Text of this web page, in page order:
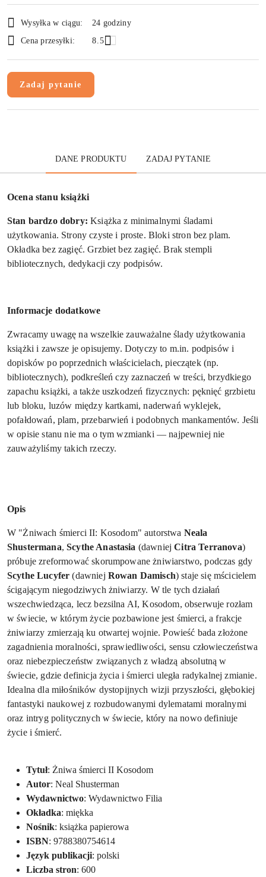
dostawa
Wysyłka w ciągu:
24 godziny
Cena przesyłki:
8.5
Zadaj pytanie
DANE PRODUKTU ZADAJ PYTANIE
Ocena stanu książki
Stan bardzo dobry: Książka z minimalnymi śladami
użytkowania. Strony czyste i proste. Bloki stron bez plam.
Okładka bez zagięć. Grzbiet bez zagięć. Brak stempli
bibliotecznych, dedykacji czy podpisów.
Informacje dodatkowe
Zwracamy uwagę na wszelkie zauważalne ślady użytkowania
książki i zawsze je opisujemy. Dotyczy to m.in. podpisów i
dopisków po poprzednich właścicielach, pieczątek (np.
bibliotecznych), podkreśleń czy zaznaczeń w treści, brzydkiego
zapachu książki, a także uszkodzeń fizycznych: pęknięć grzbietu
lub bloku, luzów między kartkami, naderwań wyklejek,
pofałdowań, plam, przebarwień i podobnych mankamentów. Jeśli
w opisie stanu nie ma o tym wzmianki — najpewniej nie
zauważyliśmy takich rzeczy.
Opis
W "Żniwach śmierci II: Kosodom" autorstwa Neala
Shustermana,Scythe Anastasia (dawniejCitra Terranova)
próbuje zreformować skorumpowane żniwiarstwo, podczas gdy
Scythe Lucyfer (dawniej Rowan Damisch) staje się mścicielem
ścigającym niegodziwych żniwiarzy. W tle tych działań
wszechwiedząca, lecz bezsilna AI, Kosodom, obserwuje rozłam
w świecie, w którym życie pozbawione jest śmierci, a frakcje
żniwiarzy zmierzają ku otwartej wojnie. Powieść bada złożone
zagadnienia moralności, sprawiedliwości, sensu człowieczeństwa
oraz niebezpieczeństw związanych z władzą absolutną w
świecie, gdzie definicja życia i śmierci uległa radykalnej zmianie.
Idealna dla miłośników dystopijnych wizji przyszłości, głębokiej
fantastyki naukowej z rozbudowanymi dylematami moralnymi
oraz intryg politycznych w świecie, który na nowo definiuje
życie i śmierć.
Tytuł: Żniwa śmierci II Kosodom
Autor: Neal Shusterman
Wydawnictwo: Wydawnictwo Filia
Okładka: miękka
Nośnik: książka papierowa
ISBN: 9788380754614
Język publikacji: polski
Liczba stron: 600